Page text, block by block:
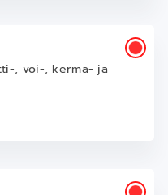
, voi-, kerma- ja